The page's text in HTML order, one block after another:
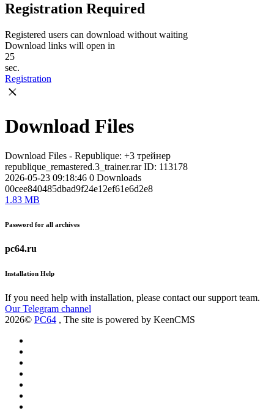
Registration Required
Registered users can download without waiting
Download links will open in
25
sec.
Registration
Download Files
Download Files - Republique: +3 трейнер
republique_remastered.3_trainer.rarID: 113178
2026-05-23 09:18:46 0 Downloads
00cee840485dbad9f24e12ef61e6d2e8
1.83 MB
Password for all archives
pc64.ru
Installation Help
If you need help with installation, please contact our support team.
Our Telegram channel
2026© PC64 , The site is powered by KeenCMS